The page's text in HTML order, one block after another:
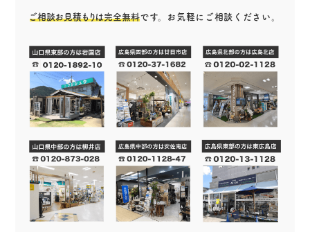
ご相談お見積もりは完全無料です。お気軽にご相談ください。